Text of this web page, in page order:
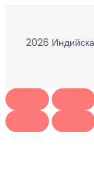
2026